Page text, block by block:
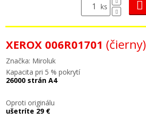
ks
XEROX 006R01701 (čierny)
Značka: Miroluk
Kapacita pri 5 % pokrytí
26000 strán A4
Oproti originálu
ušetríte 29 €